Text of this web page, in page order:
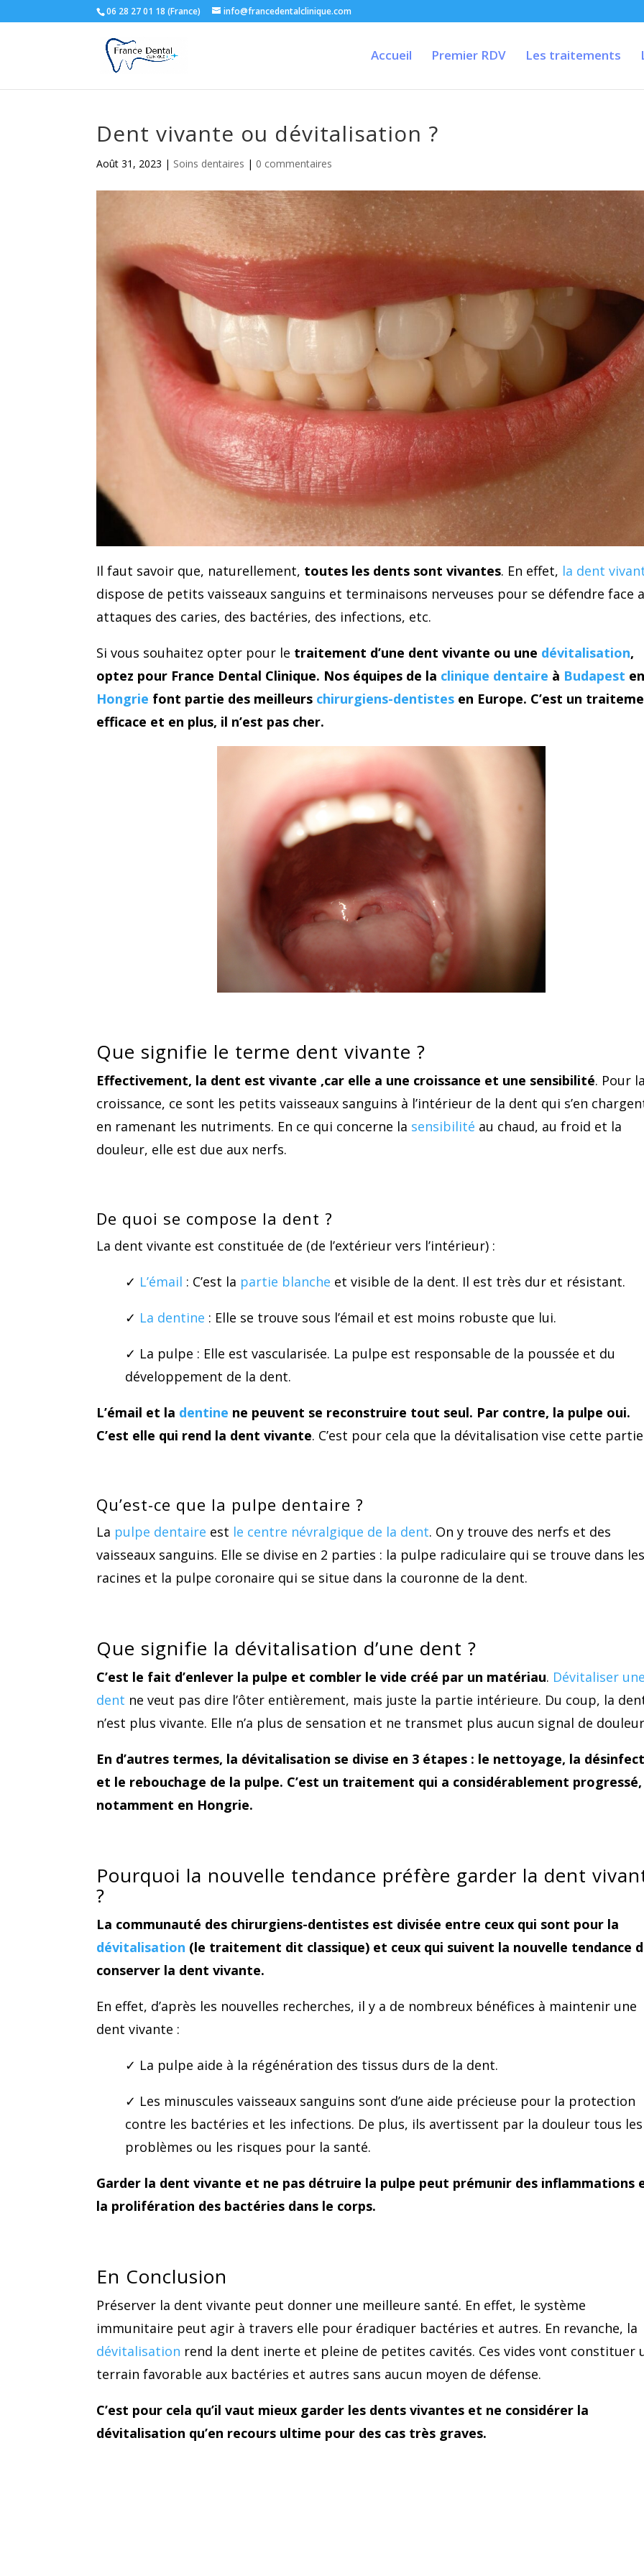
06 28 27 01 18 (France) info@francedentalclinique.com
Accueil Premier RDV Les traitements
Dent vivante ou dévitalisation ?
Août 31, 2023 | Soins dentaires | 0 commentaires
Il faut savoir que, naturellement, toutes les dents sont vivantes. En effet, la dent
dispose de petits vaisseaux sanguins et terminaisons nerveuses pour se défendre face
attaques des caries, des bactéries, des infections, etc.
Si vous souhaitez opter pour le traitement d’une dent vivante ou une dévitalisation,
optez pour France Dental Clinique. Nos équipes de la clinique dentaire à Budapest
Hongrie font partie des meilleurs chirurgiens-dentistes en Europe. C’est un
efficace et en plus, il n’est pas cher.
Que signifie le terme dent vivante ?
Effectivement, la dent est vivante ,car elle a une croissance et une sensibilité. Pour
croissance, ce sont les petits vaisseaux sanguins à l’intérieur de la dent qui s’en
en ramenant les nutriments. En ce qui concerne la sensibilité au chaud, au froid et la
douleur, elle est due aux nerfs.
De quoi se compose la dent ?
La dent vivante est constituée de (de l’extérieur vers l’intérieur) :
✓ L’émail : C’est la partie blanche et visible de la dent. Il est très dur et résistant.
✓ La dentine : Elle se trouve sous l’émail et est moins robuste que lui.
✓ La pulpe : Elle est vascularisée. La pulpe est responsable de la poussée et du
développement de la dent.
L’émail et la dentine ne peuvent se reconstruire tout seul. Par contre, la pulpe oui.
C’est elle qui rend la dent vivante. C’est pour cela que la dévitalisation vise cette
Qu’est-ce que la pulpe dentaire ?
La pulpe dentaire est le centre névralgique de la dent. On y trouve des nerfs et des
vaisseaux sanguins. Elle se divise en 2 parties : la pulpe radiculaire qui se trouve dans
racines et la pulpe coronaire qui se situe dans la couronne de la dent.
Que signifie la dévitalisation d’une dent ?
C’est le fait d’enlever la pulpe et combler le vide créé par un matériau. Dévitaliser
dent ne veut pas dire l’ôter entièrement, mais juste la partie intérieure. Du coup, la
n’est plus vivante. Elle n’a plus de sensation et ne transmet plus aucun signal de
En d’autres termes, la dévitalisation se divise en 3 étapes : le nettoyage, la
et le rebouchage de la pulpe. C’est un traitement qui a considérablement progressé,
notamment en Hongrie.
Pourquoi la nouvelle tendance préfère garder la dent
?
La communauté des chirurgiens-dentistes est divisée entre ceux qui sont pour la
dévitalisation (le traitement dit classique) et ceux qui suivent la nouvelle tendance
conserver la dent vivante.
En effet, d’après les nouvelles recherches, il y a de nombreux bénéfices à maintenir une
dent vivante :
✓ La pulpe aide à la régénération des tissus durs de la dent.
✓ Les minuscules vaisseaux sanguins sont d’une aide précieuse pour la protection
contre les bactéries et les infections. De plus, ils avertissent par la douleur tous les
problèmes ou les risques pour la santé.
Garder la dent vivante et ne pas détruire la pulpe peut prémunir des inflammations
la prolifération des bactéries dans le corps.
En Conclusion
Préserver la dent vivante peut donner une meilleure santé. En effet, le système
immunitaire peut agir à travers elle pour éradiquer bactéries et autres. En revanche, la
dévitalisation rend la dent inerte et pleine de petites cavités. Ces vides vont constituer
terrain favorable aux bactéries et autres sans aucun moyen de défense.
C’est pour cela qu’il vaut mieux garder les dents vivantes et ne considérer la
dévitalisation qu’en recours ultime pour des cas très graves.